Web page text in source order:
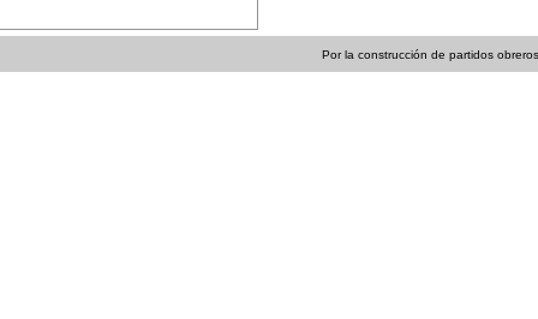
Por la construcción de partidos